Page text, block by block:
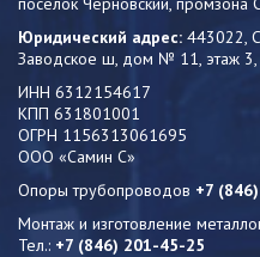
Юридический адрес: 443022,
Заводское ш, дом № 11, этаж 3,
ИНН 6312154617
КПП 631801001
ОГРН 1156313061695
ООО «Самин С»
Опоры трубопроводов +7
Монтаж и изготовление
Тел.: +7 (846) 201-45-25